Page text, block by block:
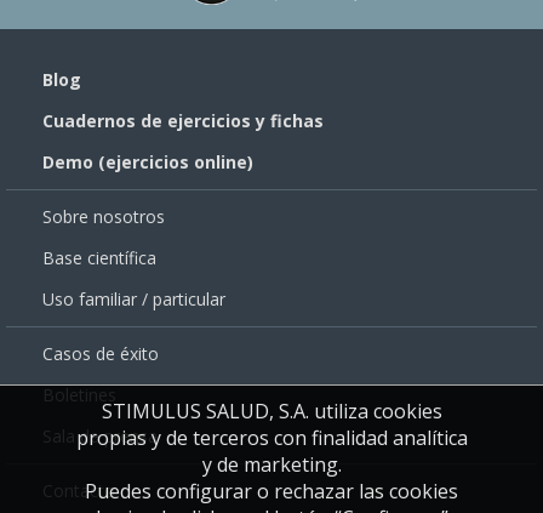
Blog
Cuadernos de ejercicios y fichas
Demo (ejercicios online)
Sobre nosotros
Base científica
Uso familiar / particular
Casos de éxito
Boletines
Sala de prensa
Contacto
STIMULUS SALUD, S.A. utiliza cookies
propias y de terceros con finalidad analítica
y de marketing.
Puedes configurar o rechazar las cookies